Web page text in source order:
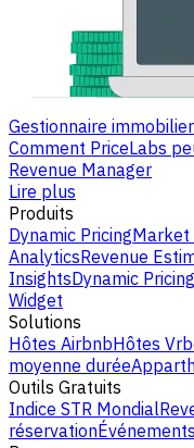
Gestionnaire immobilier
Comment PriceLabs
Revenue Manager
Lire plus
Produits
Dynamic PricingMarket
AnalyticsRevenue
InsightsDynamic
Widget
Solutions
Hôtes AirbnbHôtes
moyenne durée
Outils Gratuits
Indice STR Mondial
réservationÉvénements